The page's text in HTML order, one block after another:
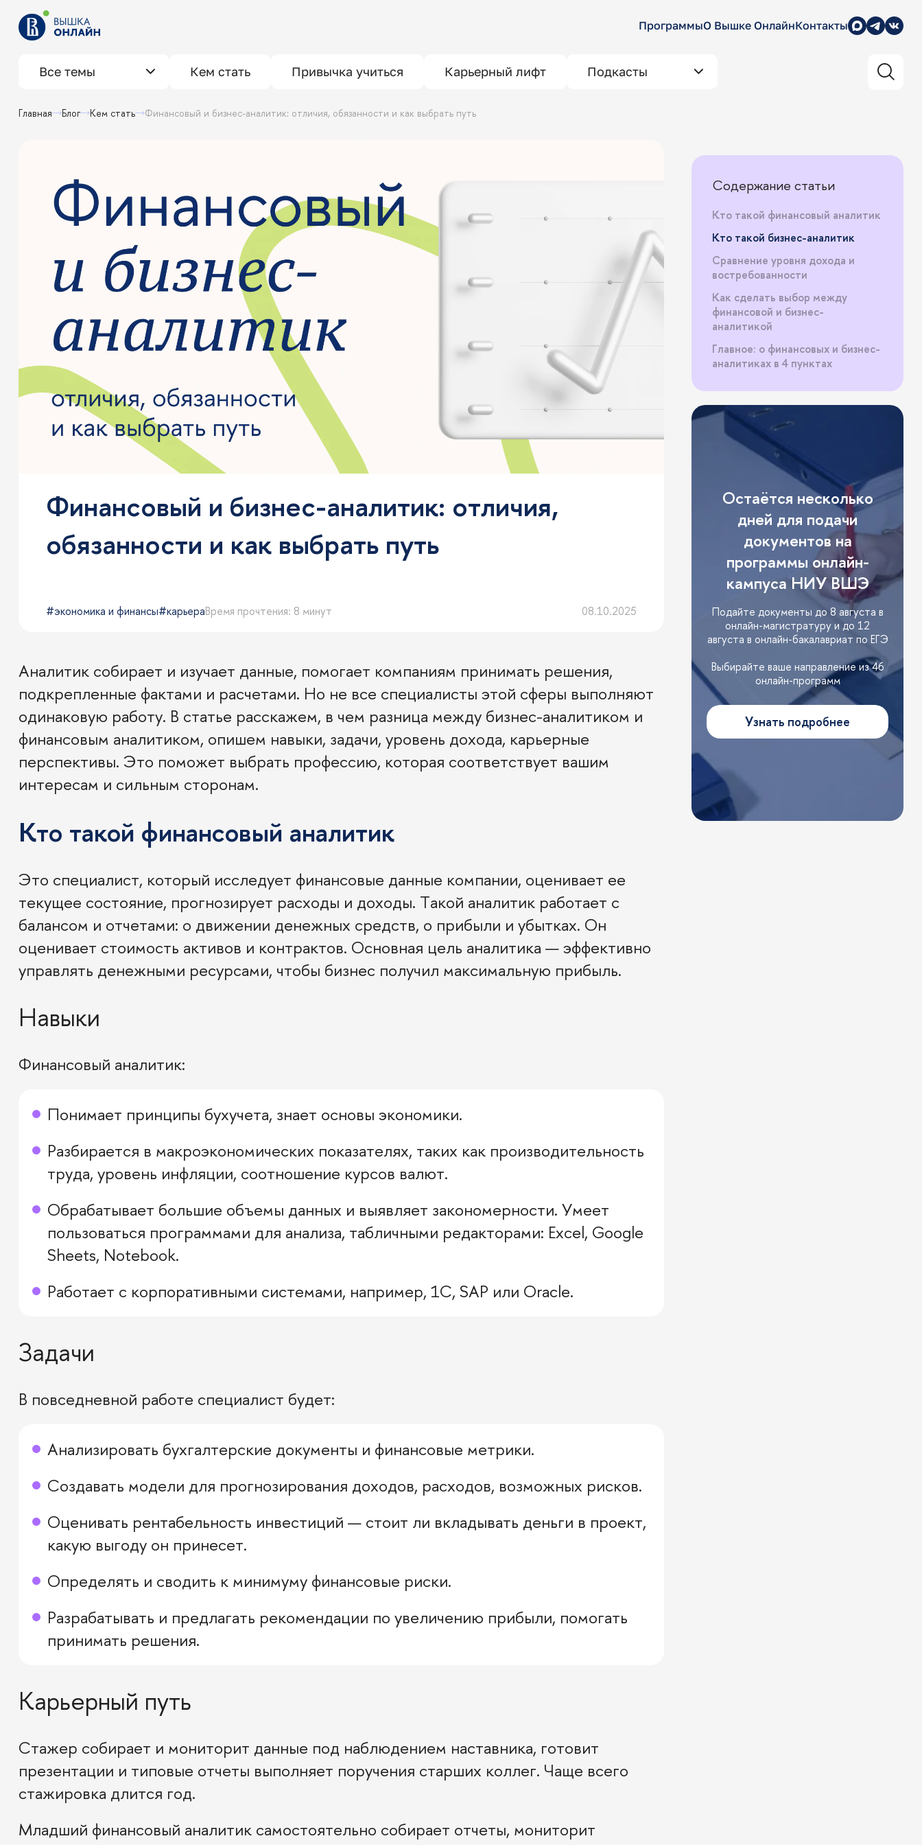
ПрограммыО Вышке ОнлайнКонтакты
Все темы Кем стать Привычка учиться Карьерный лифт Подкасты
Главная Блог Кем стать Финансовый и бизнес-аналитик: отличия, обязанности и как выбрать путь
Финансовый и бизнес-аналитик: отличия,
обязанности и как выбрать путь
экономика и финансы карьераВремя прочтения: 8 минут 08.10.2025
Содержание статьи
Кто такой финансовый аналитик
Кто такой бизнес-аналитик
Сравнение уровня дохода и
востребованности
Как сделать выбор между
финансовой и бизнес-
аналитикой
Главное: о финансовых и бизнес-
аналитиках в 4 пунктах
Остаётся несколько
дней для подачи
документов на
программы онлайн-
кампуса НИУ ВШЭ
Подайте документы до 8 августа в
онлайн-магистратуру и до 12
августа в онлайн-бакалавриат по ЕГЭ
Выбирайте ваше направление из 46
онлайн-программ
Узнать подробнее
Аналитик собирает и изучает данные, помогает компаниям принимать решения,
подкрепленные фактами и расчетами. Но не все специалисты этой сферы выполняют
одинаковую работу. В статье расскажем, в чем разница между бизнес-аналитиком и
финансовым аналитиком, опишем навыки, задачи, уровень дохода, карьерные
перспективы. Это поможет выбрать профессию, которая соответствует вашим
интересам и сильным сторонам.
Кто такой финансовый аналитик
Это специалист, который исследует финансовые данные компании, оценивает ее
текущее состояние, прогнозирует расходы и доходы. Такой аналитик работает с
балансом и отчетами: о движении денежных средств, о прибыли и убытках. Он
оценивает стоимость активов и контрактов. Основная цель аналитика — эффективно
управлять денежными ресурсами, чтобы бизнес получил максимальную прибыль.
Навыки
Финансовый аналитик:
Понимает принципы бухучета, знает основы экономики.
Разбирается в макроэкономических показателях, таких как производительность
труда, уровень инфляции, соотношение курсов валют.
Обрабатывает большие объемы данных и выявляет закономерности. Умеет
пользоваться программами для анализа, табличными редакторами: Excel, Google
Sheets, Notebook.
Работает с корпоративными системами, например, 1С, SAP или Oracle.
Задачи
В повседневной работе специалист будет:
Анализировать бухгалтерские документы и финансовые метрики.
Создавать модели для прогнозирования доходов, расходов, возможных рисков.
Оценивать рентабельность инвестиций — стоит ли вкладывать деньги в проект,
какую выгоду он принесет.
Определять и сводить к минимуму финансовые риски.
Разрабатывать и предлагать рекомендации по увеличению прибыли, помогать
принимать решения.
Карьерный путь
Стажер собирает и мониторит данные под наблюдением наставника, готовит
презентации и типовые отчеты выполняет поручения старших коллег. Чаще всего
стажировка длится год.
Младший финансовый аналитик самостоятельно собирает отчеты, мониторит